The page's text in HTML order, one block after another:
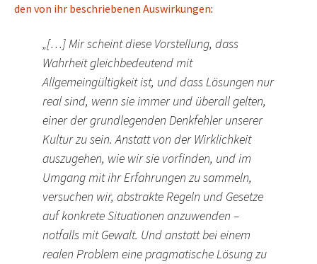
den von ihr beschriebenen Auswirkungen:
„[…] Mir scheint diese Vorstellung, dass
Wahrheit gleichbedeutend mit
Allgemeingültigkeit ist, und dass Lösungen nur
real sind, wenn sie immer und überall gelten,
einer der grundlegenden Denkfehler unserer
Kultur zu sein. Anstatt von der Wirklichkeit
auszugehen, wie wir sie vorfinden, und im
Umgang mit ihr Erfahrungen zu sammeln,
versuchen wir, abstrakte Regeln und Gesetze
auf konkrete Situationen anzuwenden –
notfalls mit Gewalt. Und anstatt bei einem
realen Problem eine pragmatische Lösung zu